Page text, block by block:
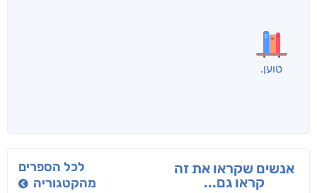
בפנוכו
חני שאטן
תרדמת
א. פ.